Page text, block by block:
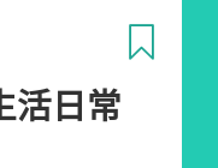
日常